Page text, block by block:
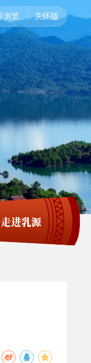
浏览 关怀版
走进乳源